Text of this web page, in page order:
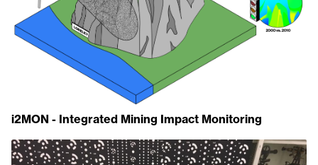
i2MON - Integrated Mining Impact Monitoring